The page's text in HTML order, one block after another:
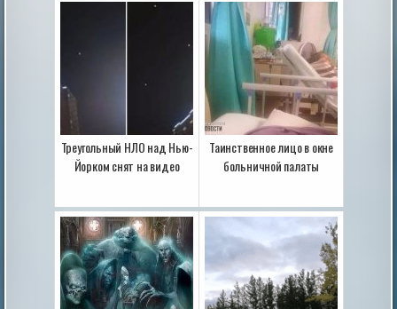
Треугольный НЛО над Нью-
Йорком снят на видео
Таинственное лицо в окне
больничной палаты